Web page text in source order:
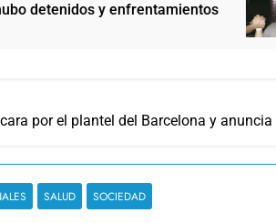
y enfrentamientos
por el plantel del Barcelona y
SALUD SOCIEDAD